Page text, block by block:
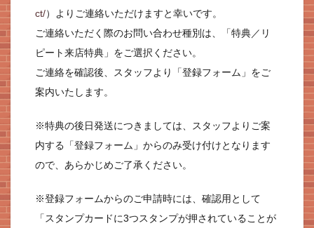
ct/）よりご連絡いただけますと幸いです。
ご連絡いただく際のお問い合わせ種別は、「特典／リ
ピート来店特典」をご選択ください。
ご連絡を確認後、スタッフより「登録フォーム」をご
案内いたします。
※特典の後日発送につきましては、スタッフよりご案
内する「登録フォーム」からのみ受け付けとなります
ので、あらかじめご了承ください。
※登録フォームからのご申請時には、確認用として
「スタンプカードに3つスタンプが押されていることが